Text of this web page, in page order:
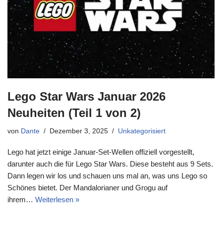
Lego Star Wars Januar 2026
Neuheiten (Teil 1 von 2)
von Dante Dezember 3, 2025 Unkategorisiert
Lego hat jetzt einige Januar-Set-Wellen offiziell vorgestellt,
darunter auch die für Lego Star Wars. Diese besteht aus 9 Sets.
Dann legen wir los und schauen uns mal an, was uns Lego so
Schönes bietet. Der Mandalorianer und Grogu auf
ihrem… Weiterlesen »